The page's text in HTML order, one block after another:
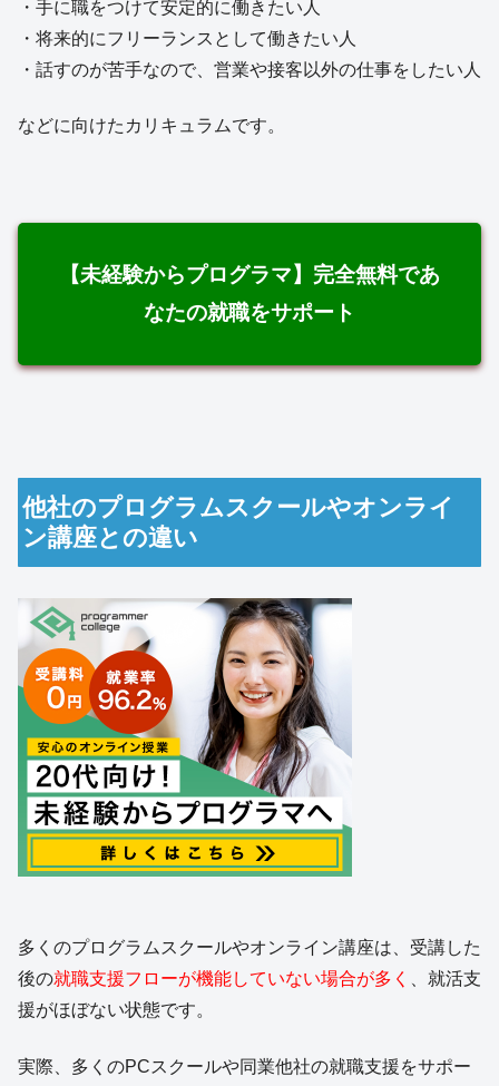
・手に職をつけて安定的に働きたい人
・将来的にフリーランスとして働きたい人
・話すのが苦手なので、営業や接客以外の仕事をしたい人
などに向けたカリキュラムです。
【未経験からプログラマ】完全無料であ
なたの就職をサポート
他社のプログラムスクールやオンライ
ン講座との違い
多くのプログラムスクールやオンライン講座は、受講した
後の就職支援フローが機能していない場合が多く
、就活支
援がほぼない状態です。
実際、多くのPCスクールや同業他社の就職支援をサポー